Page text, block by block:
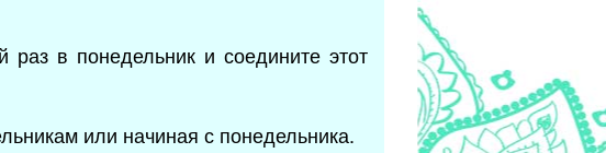
в понедельник и соедините этот
или начиная с понедельника.